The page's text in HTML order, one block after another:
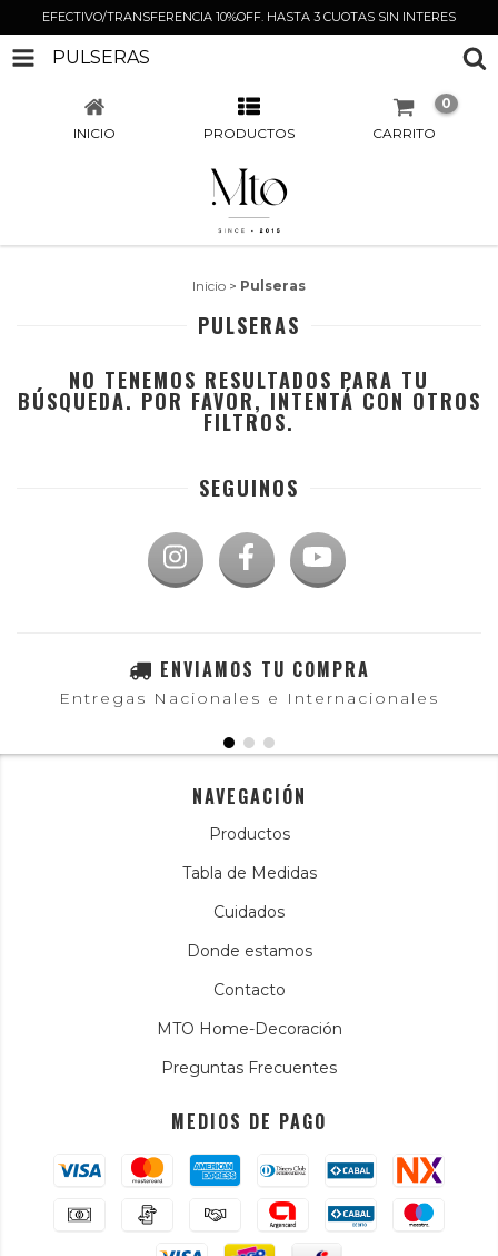
EFECTIVO/TRANSFERENCIA 10%OFF. HASTA 3 CUOTAS SIN INTERES
PULSERAS
INICIO PRODUCTOS CARRITO
0
Inicio > Pulseras
PULSERAS
NO TENEMOS RESULTADOS PARA TU
BÚSQUEDA. POR FAVOR, INTENTÁ CON OTROS
FILTROS.
SEGUINOS
ENVIAMOS TU COMPRA
Entregas Nacionales e Internacionales
NAVEGACIÓN
Productos
Tabla de Medidas
Cuidados
Donde estamos
Contacto
MTO Home-Decoración
Preguntas Frecuentes
MEDIOS DE PAGO